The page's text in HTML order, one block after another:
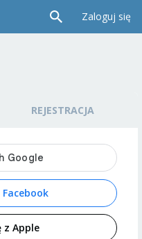
Zaloguj się
REJESTRACJA
z Apple